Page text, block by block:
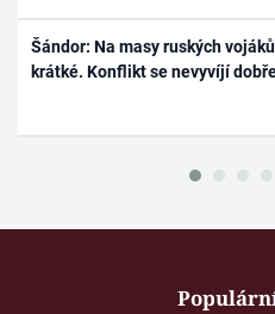
Šándor: Na masy ruských
krátké. Konflikt se nevyvíjí